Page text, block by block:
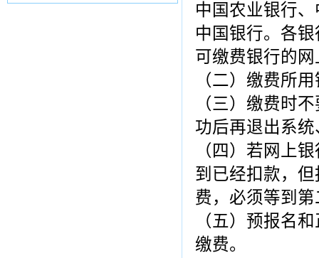
中国农业银行
中国银行。各
可缴费银行的
（二）缴费所
（三）缴费时
功后再退出系
（四）若网上
到已经扣款，
费，必须等到
（五）预报名
缴费。